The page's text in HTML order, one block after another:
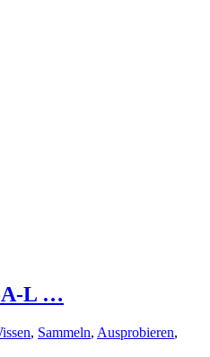
A-L …
, Sammeln, Ausprobieren,